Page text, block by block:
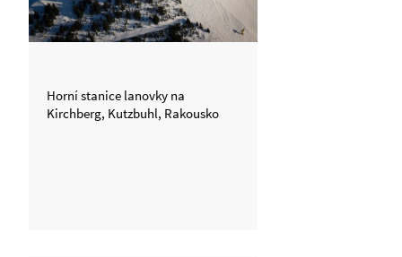
Horní stanice lanovky na
Kirchberg, Kutzbuhl, Rakousko